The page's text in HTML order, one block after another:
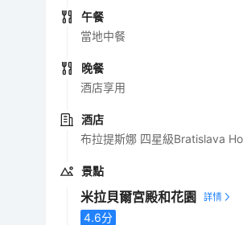
午餐
當地中餐
晚餐
酒店享用
酒店
布拉提斯娜 四星級Bratislava
景點
米拉貝爾宮殿和花園
4.6分